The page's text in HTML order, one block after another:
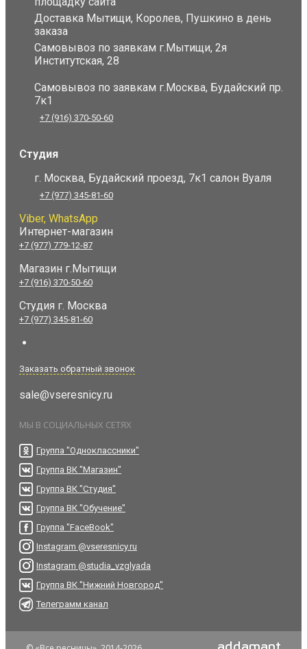
Доставка Мытищи, Королев, Пушкино в день
заказа
Самовывоз по заявкам г.Мытищи, 2я
Институтская, 28
Самовывоз по заявкам г.Москва, Будайский пр.
7к1
+7 (916) 370-50-60
Студия
г. Москва, Будайский проезд, 7к1 салон Вуаля
+7 (977) 345-81-60
Viber, WhatsApp
Интернет-магазин
+7 (977) 779-12-87
Магазин г.Мытищи
+7 (916) 370-50-60
Студия г. Москва
+7 (977) 345-81-60
Заказать обратный звонок
sale@vseresnicy.ru
МЫ В СОЦИАЛЬНЫХ СЕТЯХ
Группа "Одноклассники"
Группа ВК "Магазин"
Группа ВК "Студия"
Группа ВК "Обучение"
Группа "FaceBook"
Instagram @vseresnicy.ru
Instagram @studia_vzglyada
Группа ВК "Нижний Новгород"
Телеграмм канал